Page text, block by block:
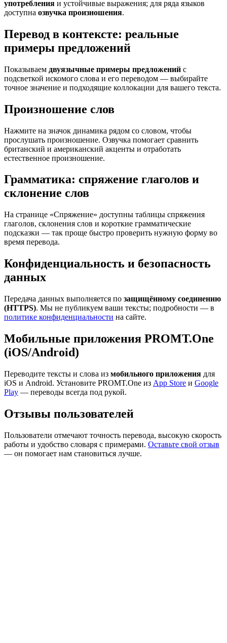
употребления и устойчивые выражения; для ряда языков
доступна озвучка произношения.
Перевод в контексте: реальные
примеры предложений
Показываем двуязычные примеры предложений с
подсветкой искомого слова и его переводом — выбирайте
точное значение и подходящие коллокации для вашего текста.
Произношение слов
Нажмите на значок динамика рядом со словом, чтобы
прослушать произношение. Озвучка помогает сравнить
британский и американский акценты и отработать
естественное произношение.
Грамматика: спряжение глаголов и
склонение слов
На странице «Спряжение» доступны таблицы спряжения
глаголов, склонения слов и короткие грамматические
подсказки — так проще быстро проверить нужную форму во
время перевода.
Конфиденциальность и безопасность
данных
Передача данных выполняется по защищённому соединению
(HTTPS). Мы не публикуем ваши тексты; подробности — в
политике конфиденциальности на сайте.
Мобильные приложения PROMT.One
(iOS/Android)
Переводите тексты и слова из мобильного приложения для
iOS и Android. Установите PROMT.One из App Store и Google
Play — переводы всегда под рукой.
Отзывы пользователей
Пользователи отмечают точность перевода, высокую скорость
работы и удобство словаря с примерами. Оставьте свой отзыв
— он помогает нам становиться лучше.